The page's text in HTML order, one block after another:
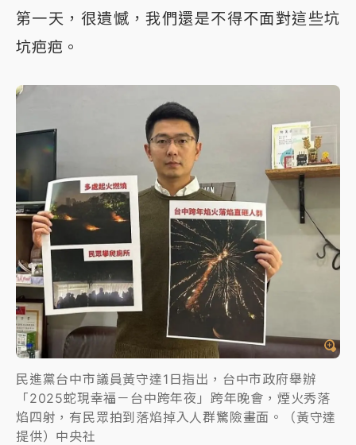
第一天，很遺憾，我們還是不得不面對這些坑
坑疤疤。
民進黨台中市議員黃守達1日指出，台中市政府舉辦
「2025蛇現幸福－台中跨年夜」跨年晚會，煙火秀落
焰四射，有民眾拍到落焰掉入人群驚險畫面。（黃守達
提供）中央社